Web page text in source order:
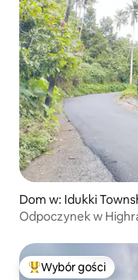
Dom w: Idukki
Odpoczynek w
Najpopularniejsze z
Wybór gości